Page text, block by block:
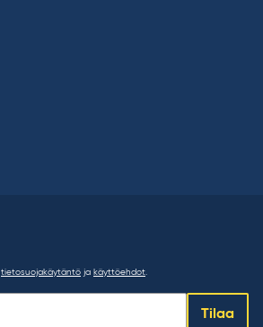
tietosuojakäytäntö ja käyttöehdot.
Tilaa